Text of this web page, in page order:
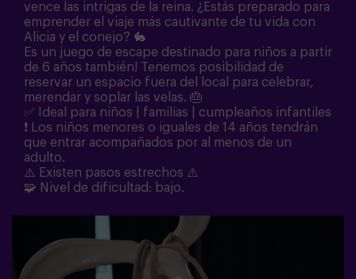
vence las intrigas de la reina. ¿Estás preparado para
emprender el viaje más cautivante de tu vida con
Alicia y el conejo? 🐇
Es un juego de escape destinado para niños a partir
de 6 años también! Tenemos posibilidad de
reservar un espacio fuera del local para celebrar,
merendar y soplar las velas. 🎂
✅ Ideal para niños | familias | cumpleaños infantiles
❗ Los niños menores o iguales de 14 años tendrán
que entrar acompañados por al menos de un
adulto.
⚠️ Existen pasos estrechos ⚠️
🧩 Nivel de dificultad: bajo.